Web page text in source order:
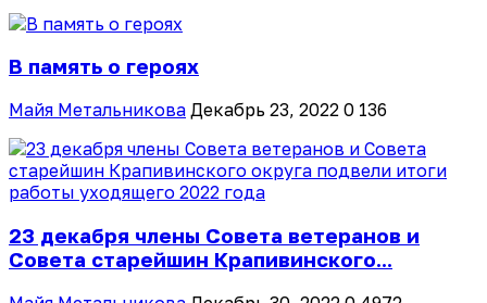
В память о героях
Майя Метальникова Декабрь 23, 2022 0 136
23 декабря члены Совета ветеранов и
Совета старейшин Крапивинского...